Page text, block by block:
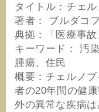
タイトル：チェ
著者： ブルダコ
典拠：「医療事
キーワード： 汚
腫瘍、住民
概要：チェルノ
者の20年間の健
外の異常な疾病